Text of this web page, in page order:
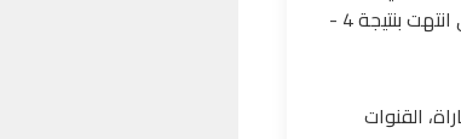
الإنجليزي الممتاز. أقيمت هذه المواجهة المثيرة يوم الجمعة 15 ماي 2026 على الساعة 20:00 (المغرب)، والتي انتهت بنتيجة 4 -
القنوات